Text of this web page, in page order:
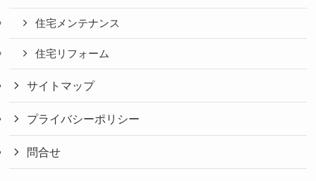
住宅メンテナンス
住宅リフォーム
サイトマップ
プライバシーポリシー
問合せ